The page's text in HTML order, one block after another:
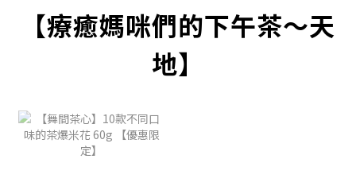
【療癒媽咪們的下午茶～天
地】